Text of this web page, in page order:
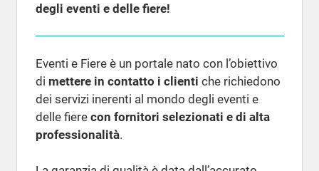
degli eventi e delle fiere!
Eventi e Fiere è un portale nato con l’obiettivo
di mettere in contatto i clienti che richiedono
dei servizi inerenti al mondo degli eventi e
delle fierecon fornitori selezionati e di alta
professionalità.